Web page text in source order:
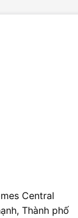
Central
Thành phố